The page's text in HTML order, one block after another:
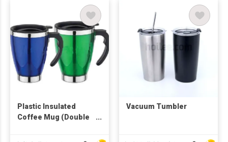
Plastic Insulated
Coffee Mug (Double
Vacuum Tumbler